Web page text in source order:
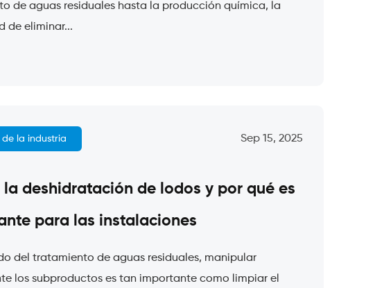
de aguas residuales hasta la producción química, la
de eliminar...
de la industria Sep 15, 2025
la deshidratación de lodos y por qué es
para las instalaciones
del tratamiento de aguas residuales, manipular
los subproductos es tan importante como limpiar el